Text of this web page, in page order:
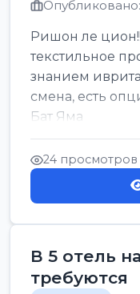
Ришон ле
текстильное
знанием
смена, есть
Бат Яма
24 просмотров
В 5 отель
требуются